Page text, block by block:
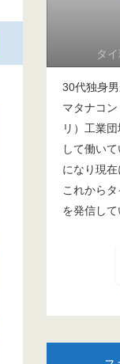
タ
30代独身
マタナコ
リ）工業
して働い
になり現在
これから
を発信して